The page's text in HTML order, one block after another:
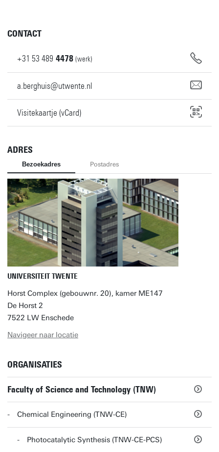
CONTACT
+31 53 489 4478 (werk)
a.berghuis@utwente.nl
Visitekaartje (vCard)
ADRES
Bezoekadres Postadres
UNIVERSITEIT TWENTE
Horst Complex (gebouwnr. 20), kamer ME147
De Horst 2
7522 LW Enschede
Navigeer naar locatie
ORGANISATIES
Faculty of Science and Technology (TNW)
Chemical Engineering (TNW-CE)
Photocatalytic Synthesis (TNW-CE-PCS)